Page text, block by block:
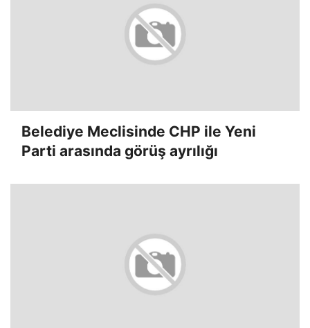
Belediye Meclisinde CHP ile Yeni
Parti arasında görüş ayrılığı